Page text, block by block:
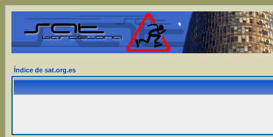
Índice de sat.org.es